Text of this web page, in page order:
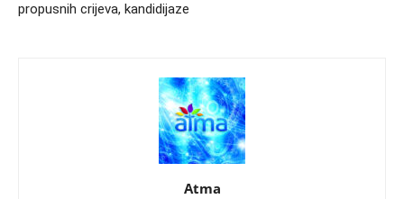
propusnih crijeva, kandidijaze
Atma